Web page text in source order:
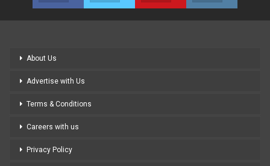
About Us
Advertise with Us
Terms & Conditions
Careers with us
Privacy Policy